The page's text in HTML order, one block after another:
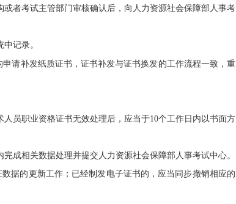
者考试主管部门审核确认后，向人力资源社会保障部人事考
记录。
请补发纸质证书，证书补发与证书换发的工作流程一致，重
员职业资格证书无效处理后，应当于10个工作日内以书面方
完成相关数据处理并提交人力资源社会保障部人事考试中心。
据的更新工作；已经制发电子证书的，应当同步撤销相应的